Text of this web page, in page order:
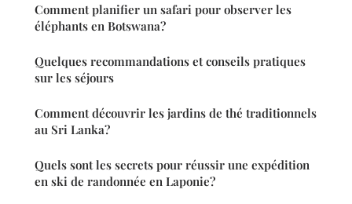
Comment planifier un safari pour observer les
éléphants en Botswana?
Quelques recommandations et conseils pratiques
sur les séjours
Comment découvrir les jardins de thé traditionnels
au Sri Lanka?
Quels sont les secrets pour réussir une expédition
en ski de randonnée en Laponie?